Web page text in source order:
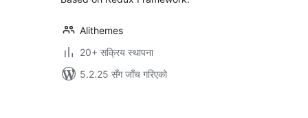
Alithemes
20+ सक्रिय स्थापना
5.2.25 सँग जाँच गरिएको